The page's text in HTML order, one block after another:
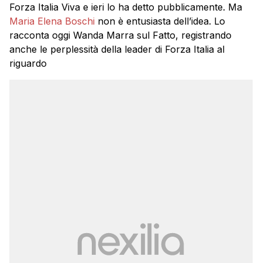
Forza Italia Viva e ieri lo ha detto pubblicamente. Ma
Maria Elena Boschi non è entusiasta dell’idea. Lo
racconta oggi Wanda Marra sul Fatto, registrando
anche le perplessità della leader di Forza Italia al
riguardo